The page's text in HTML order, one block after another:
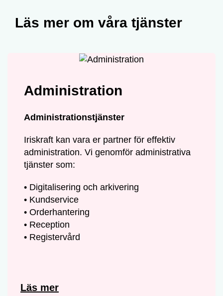
Läs mer om våra tjänster
Administration
Administrationstjänster
Iriskraft kan vara er partner för effektiv
administration. Vi genomför administrativa
tjänster som:
• Digitalisering och arkivering
• Kundservice
• Orderhantering
• Reception
• Registervård
Läs mer